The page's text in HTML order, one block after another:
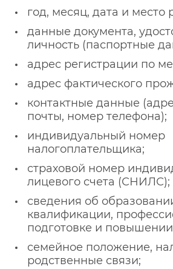
год, месяц, дата и место
данные документа,
личность (паспортные
адрес регистрации по
адрес фактического
контактные данные
почты, номер телефона);
индивидуальный номер
налогоплательщика;
страховой номер
лицевого счета (СНИЛС);
сведения об
квалификации,
подготовке и
семейное положение,
родственные связи;